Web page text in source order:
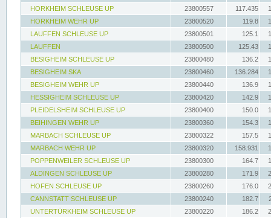
HORKHEIM SCHLEUSE UP
23800557 117.435
HORKHEIM WEHR UP
23800520 119.8
LAUFFEN SCHLEUSE UP
23800501 125.1
LAUFFEN
23800500 125.43
BESIGHEIM SCHLEUSE UP
23800480 136.2
BESIGHEIM SKA
23800460 136.284
BESIGHEIM WEHR UP
23800440 136.9
HESSIGHEIM SCHLEUSE UP
23800420 142.9
PLEIDELSHEIM SCHLEUSE UP
23800400 150.0
BEIHINGEN WEHR UP
23800360 154.3
MARBACH SCHLEUSE UP
23800322 157.5
MARBACH WEHR UP
23800320 158.931
POPPENWEILER SCHLEUSE UP
23800300 164.7
ALDINGEN SCHLEUSE UP
23800280 171.9
HOFEN SCHLEUSE UP
23800260 176.0
CANNSTATT SCHLEUSE UP
23800240 182.7
UNTERTÜRKHEIM SCHLEUSE UP
23800220 186.2